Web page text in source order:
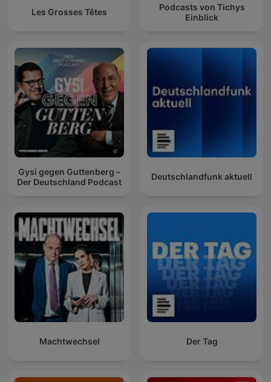
Les Grosses Têtes
Podcasts von Tichys
Einblick
Gysi gegen Guttenberg –
Der Deutschland Podcast
Deutschlandfunk aktuell
Machtwechsel Der Tag